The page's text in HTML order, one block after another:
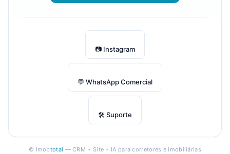
📷 Instagram
💬 WhatsApp Comercial
🛠 Suporte
© Imobtotal — CRM + Site + IA para corretores e imobiliárias